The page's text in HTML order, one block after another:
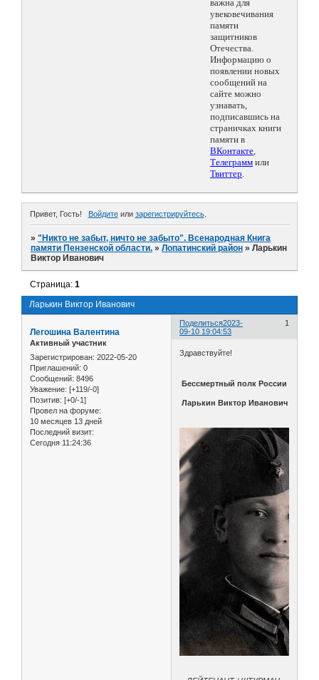
важна для
увековечивания
памяти
защитников
Отечества.
Информацию о
появлении новых
сообщений на
сайте можно
узнавать,
подписавшись на
страничках книги
памяти в
ВКонтакте,
Телеграмм или
Твиттер.
Привет, Гость! Войдитеили зарегистрируйтесь.
»"Никто не забыт, ничто не забыто". Всенародная Книга
памяти Пензенской области. »Лопатинский район »Ларькин
Виктор Иванович
Ларькин Виктор Иванович
Страница:1
Поделиться 1
2023-
09-10 19:04:53
Легошина Валентина
Активный участник
Зарегистрирован: 2022-05-20
Приглашений: 0
Сообщений: 8496
Уважение: [+119/-0]
Позитив: [+0/-1]
Провел на форуме:
10 месяцев 13 дней
Последний визит:
Сегодня 11:24:36
Здравствуйте!
Бессмертный полк России
Ларькин Виктор Иванович